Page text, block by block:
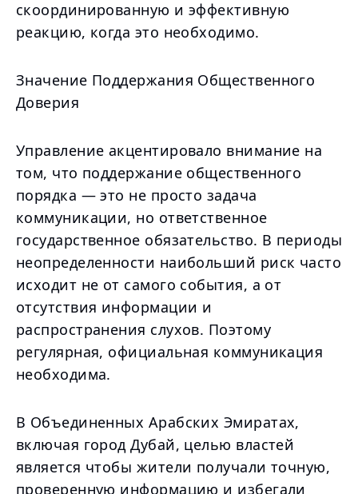
скоординированную и эффективную
реакцию, когда это необходимо.
Значение Поддержания Общественного
Доверия
Управление акцентировало внимание на
том, что поддержание общественного
порядка — это не просто задача
коммуникации, но ответственное
государственное обязательство. В периоды
неопределенности наибольший риск часто
исходит не от самого события, а от
отсутствия информации и
распространения слухов. Поэтому
регулярная, официальная коммуникация
необходима.
В Объединенных Арабских Эмиратах,
включая город Дубай, целью властей
является чтобы жители получали точную,
проверенную информацию и избегали